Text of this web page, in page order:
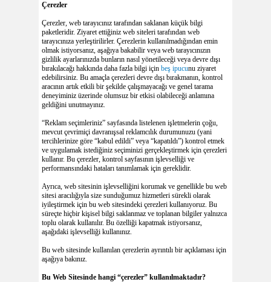
Çerezler
Çerezler, web tarayıcınız tarafından saklanan küçük bilgi
paketleridir. Ziyaret ettiğiniz web siteleri tarafından web
tarayıcınıza yerleştirilirler. Çerezlerin kullanılmadığından emin
olmak istiyorsanız, aşağıya bakabilir veya web tarayıcınızın
gizlilik ayarlarınızda bunların nasıl yönetileceği veya devre dışı
bırakılacağı hakkında daha fazla bilgi için beş ipucunu ziyaret
edebilirsiniz. Bu amaçla çerezleri devre dışı bırakmanın, kontrol
aracının artık etkili bir şekilde çalışmayacağı ve genel tarama
deneyiminiz üzerinde olumsuz bir etkisi olabileceği anlamına
geldiğini unutmayınız.
“Reklam seçimleriniz” sayfasında listelenen işletmelerin çoğu,
mevcut çevrimiçi davranışsal reklamcılık durumunuzu (yani
tercihlerinize göre “kabul edildi” veya “kapatıldı”) kontrol etmek
ve uygulamak istediğiniz seçiminizi gerçekleştirmek için çerezleri
kullanır. Bu çerezler, kontrol sayfasının işlevselliği ve
performansındaki hataları tanımlamak için gereklidir.
Ayrıca, web sitesinin işlevselliğini korumak ve genellikle bu web
sitesi aracılığıyla size sunduğumuz hizmetleri sürekli olarak
iyileştirmek için bu web sitesindeki çerezleri kullanıyoruz. Bu
süreçte hiçbir kişisel bilgi saklanmaz ve toplanan bilgiler yalnızca
toplu olarak kullanılır. Bu özelliği kapatmak istiyorsanız,
aşağıdaki işlevselliği kullanınız.
Bu web sitesinde kullanılan çerezlerin ayrıntılı bir açıklaması için
aşağıya bakınız.
Bu Web Sitesinde hangi “çerezler” kullanılmaktadır?